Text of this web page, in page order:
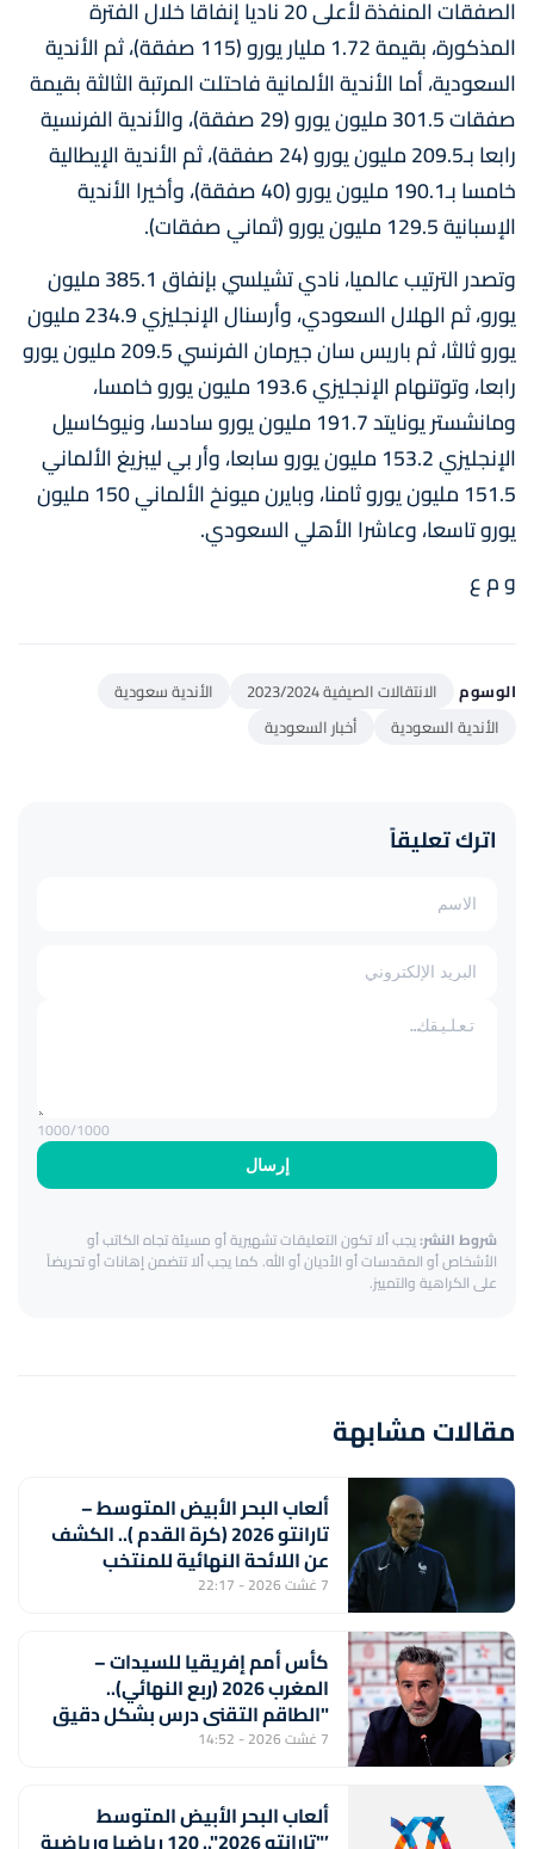
الصفقات المنفذة لأعلى 20 ناديا إنفاقا خلال الفترة
المذكورة، بقيمة 1.72 مليار يورو (115 صفقة)، ثم الأندية
السعودية، أما الأندية الألمانية فاحتلت المرتبة الثالثة بقيمة
صفقات 301.5 مليون يورو (29 صفقة)، والأندية الفرنسية
رابعا بـ209.5 مليون يورو (24 صفقة)، ثم الأندية الإيطالية
خامسا بـ190.1 مليون يورو (40 صفقة)، وأخيرا الأندية
الإسبانية 129.5 مليون يورو (ثماني صفقات).
وتصدر الترتيب عالميا، نادي تشيلسي بإنفاق 385.1 مليون
يورو، ثم الهلال السعودي، وأرسنال الإنجليزي 234.9 مليون
يورو ثالثا، ثم باريس سان جيرمان الفرنسي 209.5 مليون يورو
رابعا، وتوتنهام الإنجليزي 193.6 مليون يورو خامسا،
ومانشستر يونايتد 191.7 مليون يورو سادسا، ونيوكاسيل
الإنجليزي 153.2 مليون يورو سابعا، وأر بي ليبزيغ الألماني
151.5 مليون يورو ثامنا، وبايرن ميونخ الألماني 150 مليون
يورو تاسعا، وعاشرا الأهلي السعودي.
و م ع
الوسوم الانتقالات الصيفية 2023/2024
الأندية سعودية
الأندية السعودية
أخبار السعودية
اترك تعليقاً
إرسال
1000/1000
شروط النشر:يجب ألا تكون التعليقات تشهيرية أو مسيئة تجاه الكاتب أو
الأشخاص أو المقدسات أو الأديان أو الله. كما يجب ألا تتضمن إهانات أو تحريضاً
على الكراهية والتمييز.
مقالات مشابهة
ألعاب البحر الأبيض المتوسط –
تارانتو 2026 (كرة القدم ).. الكشف
عن اللائحة النهائية للمنتخب
المغربي لأقل من 20 سنة
7 غشت 2026 - 22:17
كأس أمم إفريقيا للسيدات –
المغرب 2026 (ربع النهائي)..
"الطاقم التقني درس بشكل دقيق
منتخب جنوب إفريقيا لتحقيق
7 غشت 2026 - 14:52
ألعاب البحر الأبيض المتوسط
’"تارانتو 2026".. 120 رياضيا ورياضية